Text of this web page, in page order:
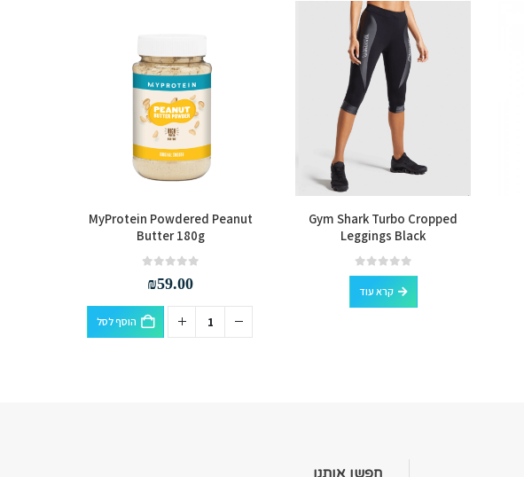
Gym Shark Turbo Cropped
Leggings Black
0
out of 5
קרא עוד
MyProtein Powdered Peanut
Butter 180g
₪59.00
הוסף לסל
חפשו אותנו